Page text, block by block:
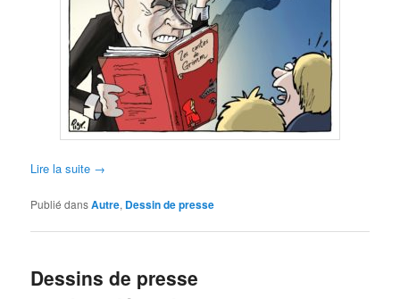
Lire la suite →
Publié dansAutre, Dessin de presse
Dessins de presse